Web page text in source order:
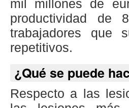
mil millones de
productividad de
trabajadores que
repetitivos.
¿Qué se puede
Respecto a las